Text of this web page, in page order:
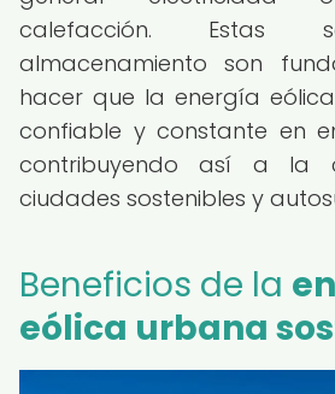
calefacción. Estas
almacenamiento son
hacer que la energía
confiable y constante en
contribuyendo así a la
ciudades sostenibles y
Beneficios de la
eólica urbana